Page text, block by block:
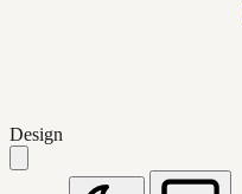
Design